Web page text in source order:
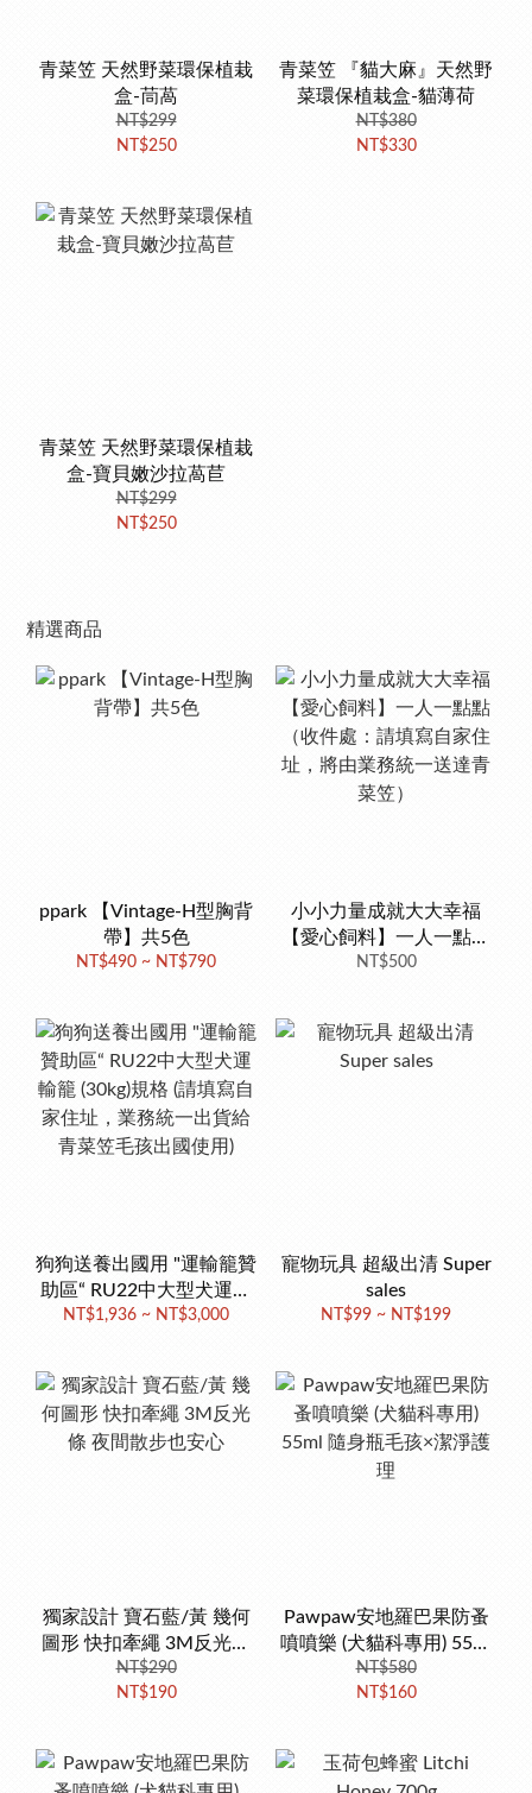
青菜笠 天然野菜環保植栽
盒-茼萵
NT$299
NT$250
青菜笠 『貓大麻』天然野
菜環保植栽盒-貓薄荷
NT$380
NT$330
青菜笠 天然野菜環保植栽
盒-寶貝嫩沙拉萵苣
NT$299
NT$250
精選商品
ppark 【Vintage-H型胸背
帶】共5色
NT$490 ~ NT$790
小小力量成就大大幸福
【愛心飼料】一人一點點
（收件處：請填寫自家住
NT$500
狗狗送養出國用 "運輸籠贊
助區“ RU22中大型犬運輸
籠 (30kg)規格 (請填寫自家
NT$1,936 ~ NT$3,000
寵物玩具 超級出清 Super
sales
NT$99 ~ NT$199
獨家設計 寶石藍/黃 幾何
圖形 快扣牽繩 3M反光條
夜間散步也安心
NT$290
NT$190
Pawpaw安地羅巴果防蚤
噴噴樂 (犬貓科專用) 55ml
隨身瓶毛孩×潔淨護理
NT$580
NT$160